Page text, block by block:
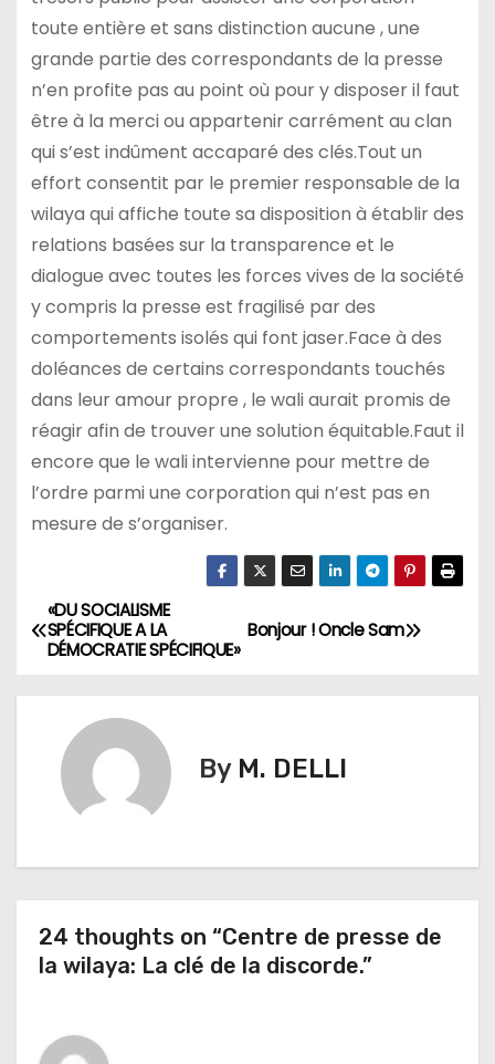
toute entière et sans distinction aucune , une
grande partie des correspondants de la presse
n’en profite pas au point où pour y disposer il faut
être à la merci ou appartenir carrément au clan
qui s’est indûment accaparé des clés.Tout un
effort consentit par le premier responsable de la
wilaya qui affiche toute sa disposition à établir des
relations basées sur la transparence et le
dialogue avec toutes les forces vives de la société
y compris la presse est fragilisé par des
comportements isolés qui font jaser.Face à des
doléances de certains correspondants touchés
dans leur amour propre , le wali aurait promis de
réagir afin de trouver une solution équitable.Faut il
encore que le wali intervienne pour mettre de
l’ordre parmi une corporation qui n’est pas en
mesure de s’organiser.
N
a
n
Bonjour ! Oncle Sam
«DU SOCIALISME
SPÉCIFIQUE A LA
DÉMOCRATIE SPÉCIFIQUE»
By M. DELLI
24 thoughts on “Centre de presse de
la wilaya: La clé de la discorde.”